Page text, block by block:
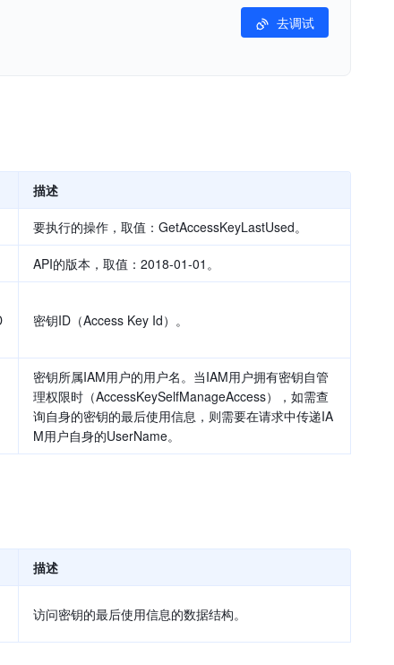
去调试
描述
要执行的操作，取值：GetAccessKeyLastUsed。
API的版本，取值：2018-01-01。
密钥ID（Access Key Id）。
密钥所属IAM用户的用户名。当IAM用户拥有密钥自管
理权限时（AccessKeySelfManageAccess），如需查
询自身的密钥的最后使用信息，则需要在请求中传递IA
M用户自身的UserName。
描述
访问密钥的最后使用信息的数据结构。